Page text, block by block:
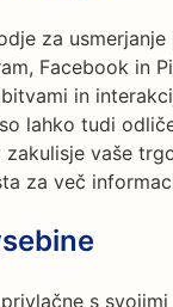
za
Facebook in
in
lahko tudi
vaše
za več
s